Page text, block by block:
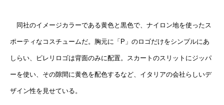
同社のイメージカラーである黄色と黒色で、ナイロン地を使ったス
ポーティなコスチュームだ。胸元に「P」のロゴだけをシンプルにあ
しらい、ピレリロゴは背面のみに配置。スカートのスリットにジッパ
ーを使い、その隙間に黄色を配色するなど、イタリアの会社らしいデ
ザイン性を見せている。